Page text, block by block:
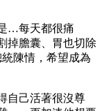
…每天都很痛
掉膽囊、胃也切除
陳情，希望成為
自己活著很沒尊